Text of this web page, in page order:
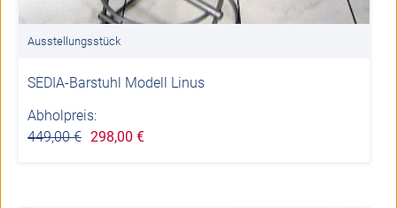
Ausstellungsstück
SEDIA-Barstuhl Modell Linus
Abholpreis:
449,00 € 298,00 €